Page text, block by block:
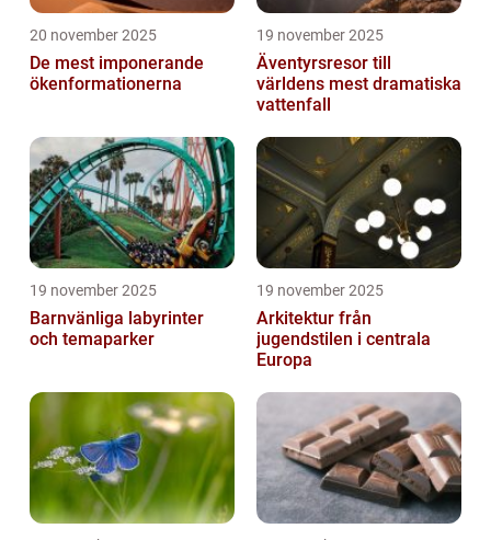
20 november 2025
De mest imponerande
ökenformationerna
19 november 2025
Äventyrsresor till
världens mest dramatiska
vattenfall
19 november 2025
Barnvänliga labyrinter
och temaparker
19 november 2025
Arkitektur från
jugendstilen i centrala
Europa